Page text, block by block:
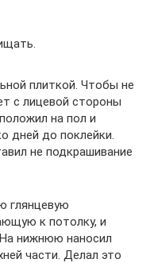
плиткой. Чтобы не
с лицевой стороны
на пол и
дней до поклейки.
не подкрашивание
глянцевую
к потолку, и
нижнюю наносил
части. Делал это